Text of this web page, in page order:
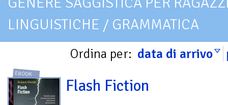
LINGUISTICHE / GRAMMATICA
Ordina per: data di arrivo
EBOOK
Flash Fiction